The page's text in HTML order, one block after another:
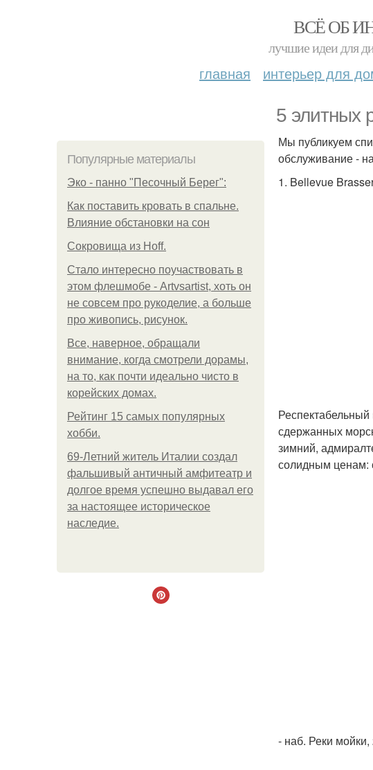
ВСЁ ОБ
лучшие идеи для
главная интерьер для
5 элитных
Популярные материалы
Эко - панно "Песочный Берег":
Как поставить кровать в спальне.
Влияние обстановки на сон
Сокровища из Hoff.
Стало интересно поучаствовать в
этом флешмобе - Artvsartist, хоть он
не совсем про рукоделие, а больше
про живопись, рисунок.
Все, наверное, обращали
внимание, когда смотрели дорамы,
на то, как почти идеально чисто в
корейских домах.
Рейтинг 15 самых популярных
хобби.
69-Летний житель Италии создал
фальшивый античный амфитеатр и
долгое время успешно выдавал его
за настоящее историческое
наследие.
Мы публикуем
обслуживание -
1. Bellevue
сдержанных
зимний,
солидным ценам:
- наб. Реки мойки,